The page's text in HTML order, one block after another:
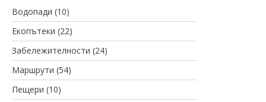
Водопади (10)
Екопътеки (22)
Забележителности (24)
Маршрути (54)
Пещери (10)